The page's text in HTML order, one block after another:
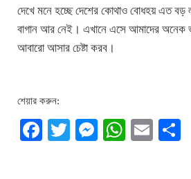
দেখে মনে হচ্ছে দেশের কোথাও বোধহয় এত বড়
বাগান আর নেই। এখানে এসে আমাদের অনেক
আবারো আসার চেষ্টা করব।
শেয়ার করুন:
Facebook
TwitterMessenger